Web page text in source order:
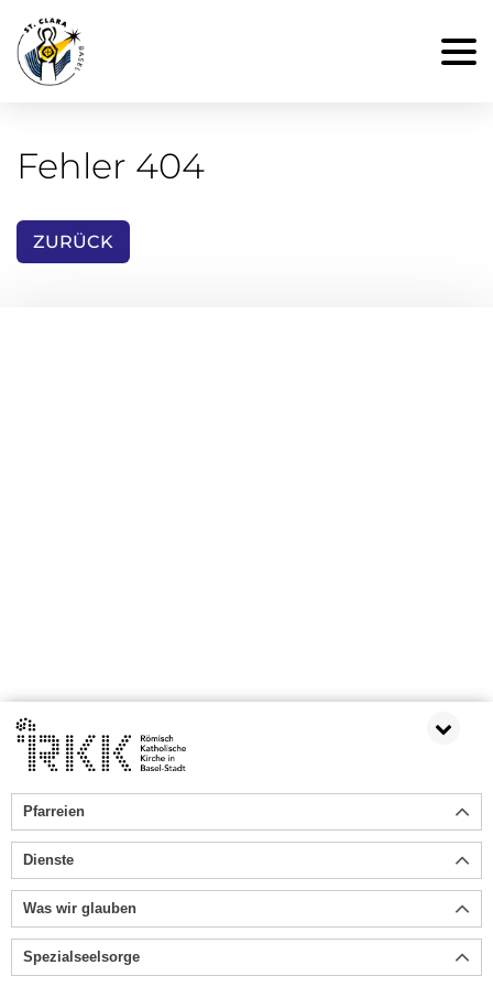
Fehler 404
ZURÜCK
Pfarreien
Dienste
Was wir glauben
Spezialseelsorge